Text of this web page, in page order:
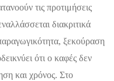
τις προτιμήσεις
διακριτικά
ξεκούραση
ότι ο καφές δεν
και χρόνος. Στο